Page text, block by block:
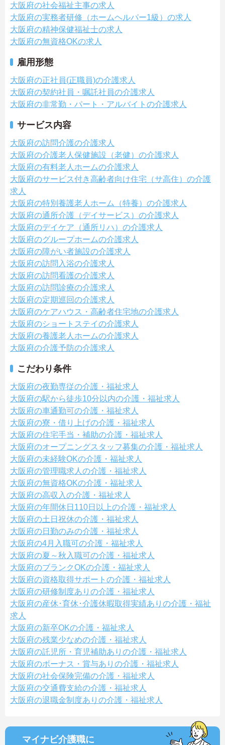
大阪府の社会福祉主事の求人
大阪府の実務者研修（ホームヘルパー1級）の求人
大阪府の精神保健福祉士の求人
大阪府の無資格OKの求人
雇用形態
大阪府の正社員(正職員)の介護求人
大阪府の契約社員・嘱託社員の介護求人
大阪府の非常勤・パート・アルバイトの介護求人
サービス内容
大阪府の訪問介護の介護求人
大阪府の介護老人保健施設（老健）の介護求人
大阪府の有料老人ホームの介護求人
大阪府のサービス付き高齢者向け住宅（サ高住）の介護
求人
大阪府の特別養護老人ホーム（特養）の介護求人
大阪府の通所介護（デイサービス）の介護求人
大阪府のデイケア（通所リハ）の介護求人
大阪府のグループホームの介護求人
大阪府の障がい者施設の介護求人
大阪府の訪問入浴の介護求人
大阪府の訪問看護の介護求人
大阪府の訪問診療の介護求人
大阪府の定期巡回の介護求人
大阪府のケアハウス・高齢者住宅地の介護求人
大阪府のショートステイの介護求人
大阪府の養護老人ホームの介護求人
大阪府の介護予防の介護求人
こだわり条件
大阪府の夜勤専従の介護・福祉求人
大阪府の駅から徒歩10分以内の介護・福祉求人
大阪府の車通勤可の介護・福祉求人
大阪府の寮・借り上げの介護・福祉求人
大阪府の住宅手当・補助の介護・福祉求人
大阪府のオープニングスタッフ募集の介護・福祉求人
大阪府の未経験OKの介護・福祉求人
大阪府の管理職求人の介護・福祉求人
大阪府の無資格OKの介護・福祉求人
大阪府の高収入の介護・福祉求人
大阪府の年間休日110日以上の介護・福祉求人
大阪府の土日祝休の介護・福祉求人
大阪府の日勤のみの介護・福祉求人
大阪府の4月入職可の介護・福祉求人
大阪府の夏～秋入職可の介護・福祉求人
大阪府のブランクOKの介護・福祉求人
大阪府の資格取得サポートの介護・福祉求人
大阪府の研修制度ありの介護・福祉求人
大阪府の産休･育休･介護休暇取得実績ありの介護・福祉
求人
大阪府の新卒OKの介護・福祉求人
大阪府の残業少なめの介護・福祉求人
大阪府の託児所・育児補助ありの介護・福祉求人
大阪府のボーナス・賞与ありの介護・福祉求人
大阪府の社会保険完備の介護・福祉求人
大阪府の交通費支給の介護・福祉求人
大阪府の退職金制度ありの介護・福祉求人
マイナビ介護職に